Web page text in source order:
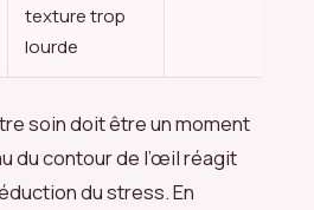
texture trop
lourde
soin doit être un moment
du contour de l’œil réagit
du stress. En